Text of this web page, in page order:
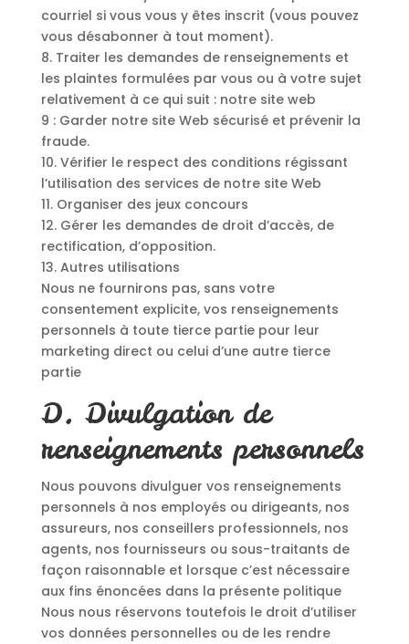
courriel si vous vous y êtes inscrit (vous pouvez
vous désabonner à tout moment).
8. Traiter les demandes de renseignements et
les plaintes formulées par vous ou à votre sujet
relativement à ce qui suit : notre site web
9 : Garder notre site Web sécurisé et prévenir la
fraude.
10. Vérifier le respect des conditions régissant
l’utilisation des services de notre site Web
11. Organiser des jeux concours
12. Gérer les demandes de droit d’accès, de
rectification, d’opposition.
13. Autres utilisations
Nous ne fournirons pas, sans votre
consentement explicite, vos renseignements
personnels à toute tierce partie pour leur
marketing direct ou celui d’une autre tierce
partie
D. Divulgation de
renseignements personnels
Nous pouvons divulguer vos renseignements
personnels à nos employés ou dirigeants, nos
assureurs, nos conseillers professionnels, nos
agents, nos fournisseurs ou sous-traitants de
façon raisonnable et lorsque c’est nécessaire
aux fins énoncées dans la présente politique
Nous nous réservons toutefois le droit d’utiliser
vos données personnelles ou de les rendre